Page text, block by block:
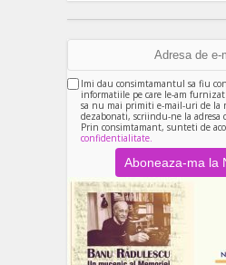
Imi dau consimtamantul sa fiu
informatiile pe care le-am
sa nu mai primiti e-mail-uri de la
dezabonati, scriindu-ne la adresa
Prin consimtamant, sunteti de
confidentialitate.